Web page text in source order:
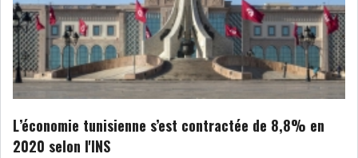
ENTRÉE EN VIGUEUR DE LA
TAXE SUR LE PATR...
FISCALITÉ : LONGUE LISTE
L’économie tunisienne s’est contractée de 8,8% en
2020 selon l'INS